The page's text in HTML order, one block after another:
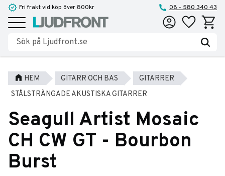
Meny
Fri frakt vid köp över 800kr 08 - 580 340 43
Favoriter
HEM GITARR OCH BAS
GITARRER
STÅLSTRÄNGADE AKUSTISKA GITARRER
Seagull Artist Mosaic
CH CW GT - Bourbon
Burst